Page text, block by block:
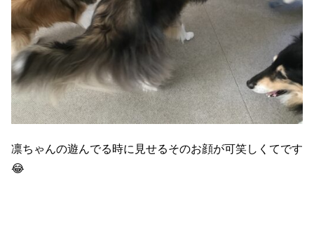
凛ちゃんの遊んでる時に見せるそのお顔が可笑しくてです
😂